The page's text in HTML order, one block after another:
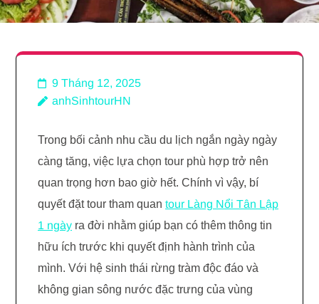
9 Tháng 12, 2025
anhSinhtourHN
Trong bối cảnh nhu cầu du lịch ngắn ngày ngày
càng tăng, việc lựa chọn tour phù hợp trở nên
quan trọng hơn bao giờ hết. Chính vì vậy, bí
quyết đặt tour tham quan tour Làng Nổi Tân Lập
1 ngày ra đời nhằm giúp bạn có thêm thông tin
hữu ích trước khi quyết định hành trình của
mình. Với hệ sinh thái rừng tràm độc đáo và
không gian sông nước đặc trưng của vùng